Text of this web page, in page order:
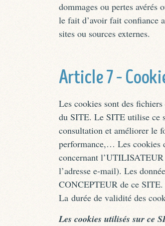
dommages ou pertes avérés
le fait d’avoir fait confiance
sites ou sources externes.
Article 7 –
Les cookies sont des
du SITE. Le SITE utilise ce
consultation et améliorer le
performance,… Les cookies
concernant l’UTILISATEUR
l’adresse e-mail). Les
CONCEPTEUR de ce SITE.
La durée de validité des
Les cookies utilisés sur ce